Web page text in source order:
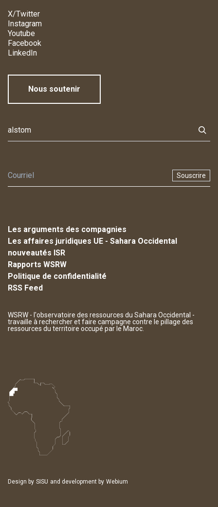
X/Twitter
Instagram
Youtube
Facebook
LinkedIn
Nous soutenir
Souscrire
Les arguments des compagnies
Les affaires juridiques UE - Sahara Occidental
nouveautés ISR
Rapports WSRW
Politique de confidentialité
RSS Feed
WSRW - l'observatoire des ressources du Sahara Occidental -
travaille à rechercher et faire campagne contre le pillage des
ressources du territoire occupé par le Maroc.
Design by SISU and development by Webium